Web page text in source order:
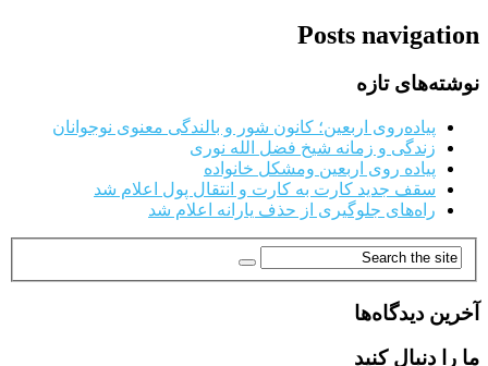
Posts navigation
نوشته‌های تازه
پیاده‌روی اربعین؛ کانون شور و بالندگی معنوی نوجوانان
زندگی و زمانه شیخ فضل الله نوری
پیاده روی اربعین ومشکل خانواده
سقف جدید کارت به کارت و انتقال پول اعلام شد
راه‌های جلوگیری از حذف یارانه اعلام شد
آخرین دیدگاه‌ها
ما را دنبال کنید